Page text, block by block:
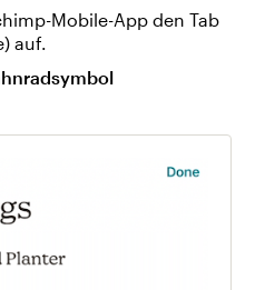
Mobile-App den Tab
auf.